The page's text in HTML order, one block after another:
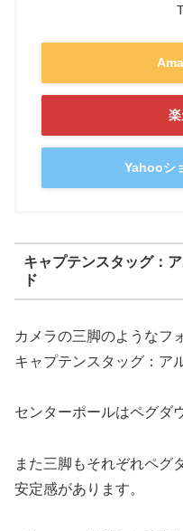
Yahooシ
キャプテンスタッグ：
ド
カメラの三脚のようなフ
キャプテンスタッグ：ア
センターポールはペグダ
また三脚もそれぞれペグ
安定感があります。